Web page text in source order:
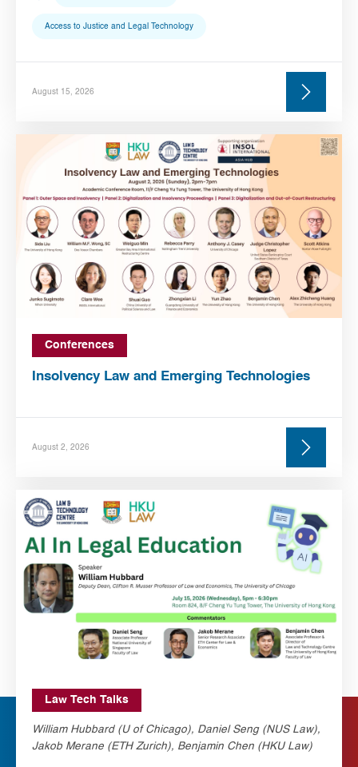
Access to Justice and Legal Technology
August 15, 2026
Conferences
Insolvency Law and Emerging Technologies
August 2, 2026
Law Tech Talks
William Hubbard (U of Chicago), Daniel Seng (NUS Law),
Jakob Merane (ETH Zurich), Benjamin Chen (HKU Law)